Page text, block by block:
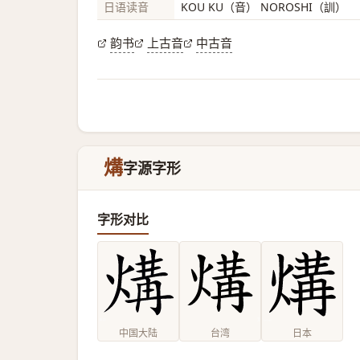
日语读音 KOU KU（音） NOROSHI（訓）
韵书 上古音 中古音
煹字源字形
字形对比
中国大陆 台湾 日本